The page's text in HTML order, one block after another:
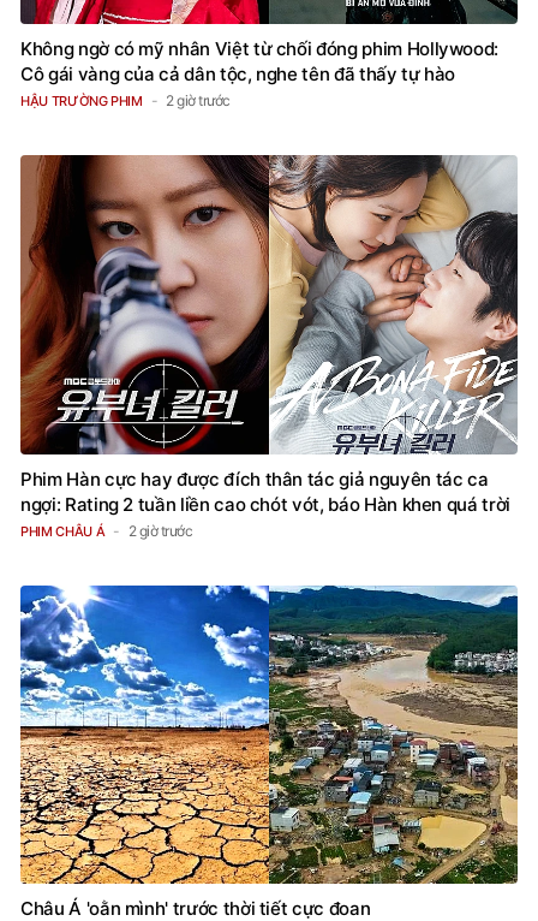
Không ngờ có mỹ nhân Việt từ chối đóng phim Hollywood:
Cô gái vàng của cả dân tộc, nghe tên đã thấy tự hào
HẬU TRƯỜNG PHIM 2 giờ trước
Phim Hàn cực hay được đích thân tác giả nguyên tác ca
ngợi: Rating 2 tuần liền cao chót vót, báo Hàn khen quá trời
PHIM CHÂU Á 2 giờ trước
Châu Á 'oằn mình' trước thời tiết cực đoan